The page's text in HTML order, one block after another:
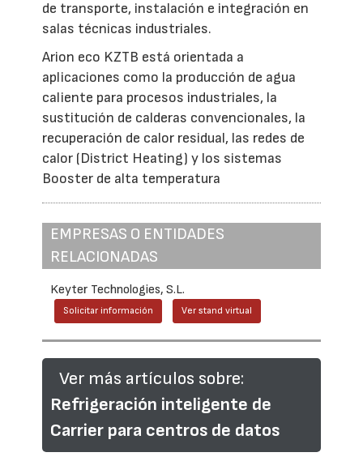
de transporte, instalación e integración en
salas técnicas industriales.
Arion eco KZTB está orientada a
aplicaciones como la producción de agua
caliente para procesos industriales, la
sustitución de calderas convencionales, la
recuperación de calor residual, las redes de
calor (District Heating) y los sistemas
Booster de alta temperatura
EMPRESAS O ENTIDADES
RELACIONADAS
Keyter Technologies, S.L.
Solicitar información Ver stand virtual
Ver más artículos sobre:
Refrigeración inteligente de
Carrier para centros de datos